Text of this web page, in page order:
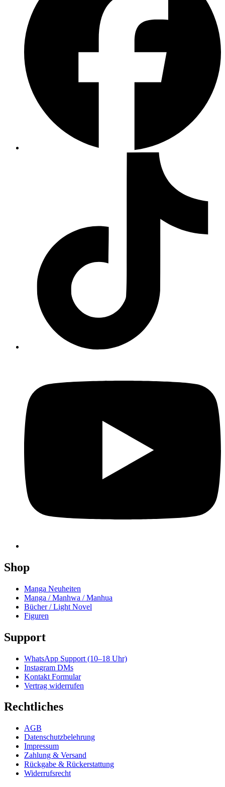
Shop
Manga Neuheiten
Manga / Manhwa / Manhua
Bücher / Light Novel
Figuren
Support
WhatsApp Support (10–18 Uhr)
Instagram DMs
Kontakt Formular
Vertrag widerrufen
Rechtliches
AGB
Datenschutzbelehrung
Impressum
Zahlung & Versand
Rückgabe & Rückerstattung
Widerrufsrecht